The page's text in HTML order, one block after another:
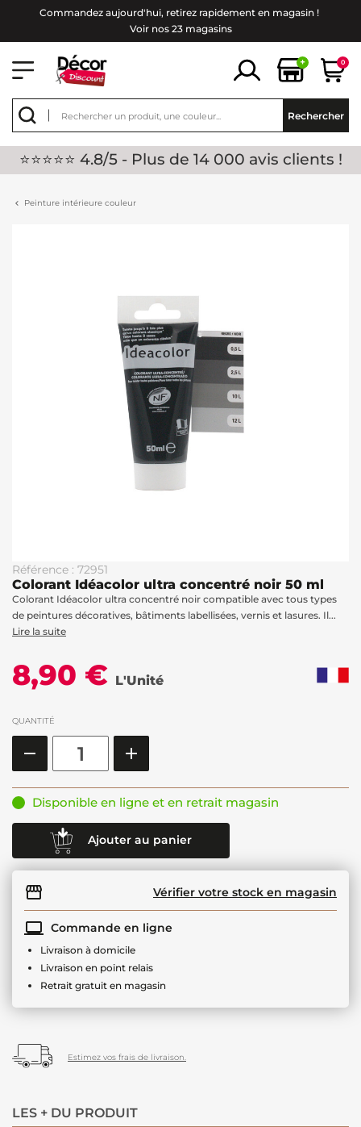
Commandez aujourd'hui, retirez rapidement en magasin !
Voir nos 23 magasins
+ 0
Rechercher
⭐⭐⭐⭐⭐ 4.8/5 - Plus de 14 000 avis clients !
Peinture intérieure couleur
Référence : 72951
Colorant Idéacolor ultra concentré noir 50 ml
Colorant Idéacolor ultra concentré noir compatible avec tous types
de peintures décoratives, bâtiments labellisées, vernis et lasures. Il...
Lire la suite
8,90 € L'Unité
QUANTITÉ
Disponible en ligne et en retrait magasin
Ajouter au panier
Vérifier votre stock en magasin
Commande en ligne
Livraison à domicile
Livraison en point relais
Retrait gratuit en magasin
Estimez vos frais de livraison.
LES + DU PRODUIT